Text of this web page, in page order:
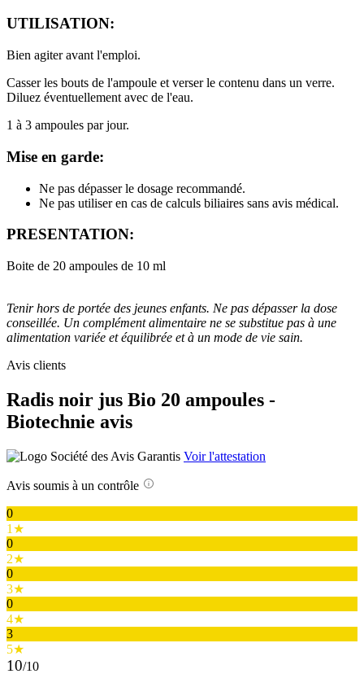
UTILISATION:
Bien agiter avant l'emploi.
Casser les bouts de l'ampoule et verser le contenu dans un verre.
Diluez éventuellement avec de l'eau.
1 à 3 ampoules par jour.
Mise en garde:
Ne pas dépasser le dosage recommandé.
Ne pas utiliser en cas de calculs biliaires sans avis médical.
PRESENTATION:
Boite de 20 ampoules de 10 ml
Tenir hors de portée des jeunes enfants. Ne pas dépasser la dose
conseillée. Un complément alimentaire ne se substitue pas à une
alimentation variée et équilibrée et à un mode de vie sain.
Avis clients
Radis noir jus Bio 20 ampoules -
Biotechnie avis
Voir l'attestation
Avis soumis à un contrôle
0
1★
0
2★
0
3★
0
4★
3
5★
10/10